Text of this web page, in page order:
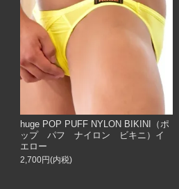
huge POP PUFF NYLON BIKINI（ポ
ップ パフ ナイロン ビキニ）イ
エロー
2,700円(内税)